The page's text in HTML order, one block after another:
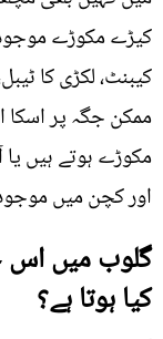
کیڑے مکوڑے
کیبنٹ، لکڑی کا
ممکن جگہ پر اسکا
مکوڑے ہوتے ہیں
اور کچن میں
گلوب میں اس
کیا ہوتا ہے؟